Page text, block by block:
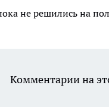
не решились на
Комментарии на